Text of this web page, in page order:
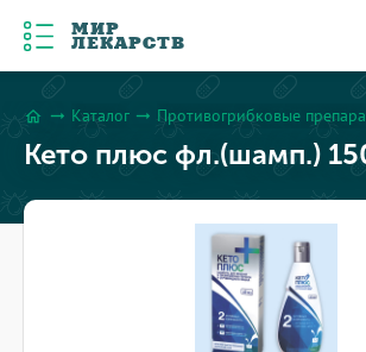
МИР
ЛЕКАРСТВ
home arrow_right_alt Каталог arrow_right_alt Противогрибковые
Кето плюс фл.(шамп.)